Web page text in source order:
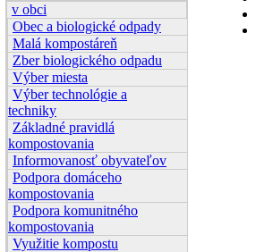
v obci
Obec a biologické odpady
Malá kompostáreň
Zber biologického odpadu
Výber miesta
Výber technológie a
techniky
Základné pravidlá
kompostovania
Informovanosť obyvateľov
Podpora domáceho
kompostovania
Podpora komunitného
kompostovania
Využitie kompostu